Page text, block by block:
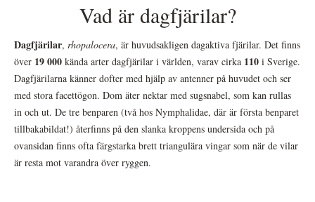
Vad är dagfjärilar?
Dagfjärilar, rhopalocera, är huvudsakligen dagaktiva fjärilar. Det finns
över 19 000 kända arter dagfjärilar i världen, varav cirka 110 i Sverige.
Dagfjärilarna känner dofter med hjälp av antenner på huvudet och ser
med stora facettögon. Dom äter nektar med sugsnabel, som kan rullas
in och ut. De tre benparen (två hos Nymphalidae, där är första benparet
tillbakabildat!) återfinns på den slanka kroppens undersida och på
ovansidan finns ofta färgstarka brett triangulära vingar som när de vilar
är resta mot varandra över ryggen.